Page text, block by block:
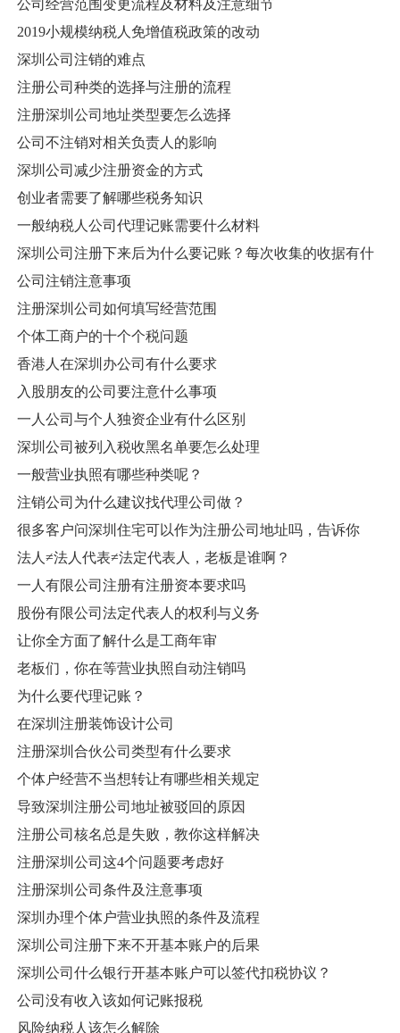
公司经营范围变更流程及材料及注意细节
2019小规模纳税人免增值税政策的改动
深圳公司注销的难点
注册公司种类的选择与注册的流程
注册深圳公司地址类型要怎么选择
公司不注销对相关负责人的影响
深圳公司减少注册资金的方式
创业者需要了解哪些税务知识
一般纳税人公司代理记账需要什么材料
深圳公司注册下来后为什么要记账？每次收集的收据有什
公司注销注意事项
注册深圳公司如何填写经营范围
个体工商户的十个个税问题
香港人在深圳办公司有什么要求
入股朋友的公司要注意什么事项
一人公司与个人独资企业有什么区别
深圳公司被列入税收黑名单要怎么处理
一般营业执照有哪些种类呢？
注销公司为什么建议找代理公司做？
很多客户问深圳住宅可以作为注册公司地址吗，告诉你
法人≠法人代表≠法定代表人，老板是谁啊？
一人有限公司注册有注册资本要求吗
股份有限公司法定代表人的权利与义务
让你全方面了解什么是工商年审
老板们，你在等营业执照自动注销吗
为什么要代理记账？
在深圳注册装饰设计公司
注册深圳合伙公司类型有什么要求
个体户经营不当想转让有哪些相关规定
导致深圳注册公司地址被驳回的原因
注册公司核名总是失败，教你这样解决
注册深圳公司这4个问题要考虑好
注册深圳公司条件及注意事项
深圳办理个体户营业执照的条件及流程
深圳公司注册下来不开基本账户的后果
深圳公司什么银行开基本账户可以签代扣税协议？
公司没有收入该如何记账报税
风险纳税人该怎么解除